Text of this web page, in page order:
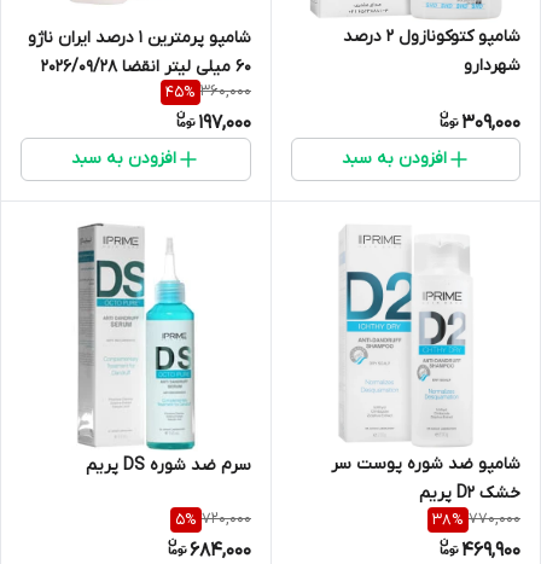
شامپو کتوکونازول 2 درصد
شهردارو
309,000
افزودن به سبد
شامپو پرمترین 1 درصد ایران ناژو
60 میلی لیتر انقضا 2026/09/28
360,000
45%
197,000
افزودن به سبد
شامپو ضد شوره پوست سر
خشک D2 پریم
770,000
38%
469,900
سرم ضد شوره DS پریم
720,000
5%
684,000